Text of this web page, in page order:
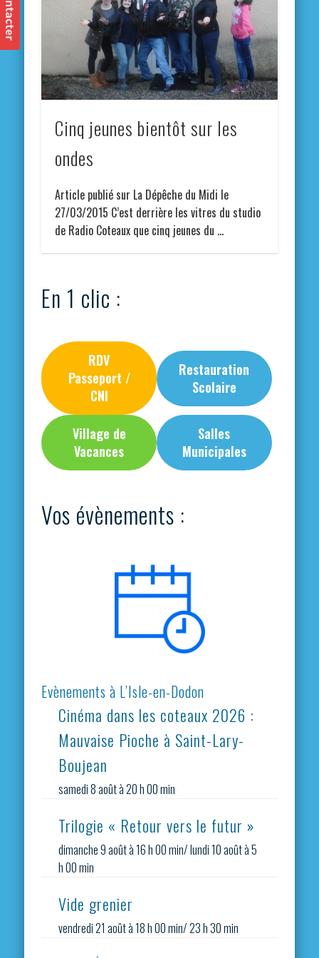
Cinq jeunes bientôt sur les
ondes
Article publié sur La Dépêche du Midi le
27/03/2015 C’est derrière les vitres du studio
de Radio Coteaux que cinq jeunes du …
En 1 clic :
RDV
Passeport /
CNI
Restauration
Scolaire
Village de
Vacances
Salles
Municipales
Vos évènements :
Evènements à L’Isle-en-Dodon
Cinéma dans les coteaux 2026 :
Mauvaise Pioche à Saint-Lary-
Boujean
samedi 8 août à 20 h 00 min
Trilogie « Retour vers le futur »
dimanche 9 août à 16 h 00 min/lundi 10 août à 5
h 00 min
Vide grenier
vendredi 21 août à 18 h 00 min/23 h 30 min